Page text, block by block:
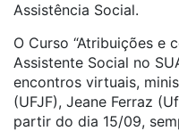
Assistência Social.
O Curso “Atribuições e
Assistente Social no
encontros virtuais,
(UFJF), Jeane Ferraz
partir do dia 15/09,